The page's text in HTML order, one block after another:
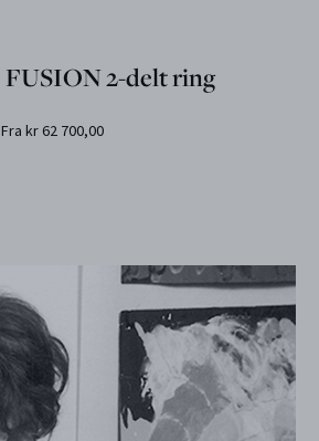
FUSION 2-delt ring
Fra kr 62 700,00